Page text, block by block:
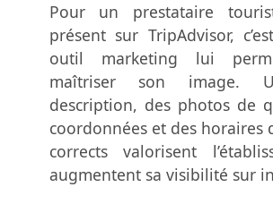
Pour un prestataire
présent sur TripAdvisor,
outil marketing lui
maîtriser son image.
description, des photos de
coordonnées et des horaires
corrects valorisent
augmentent sa visibilité sur